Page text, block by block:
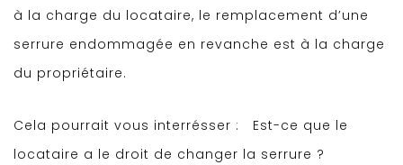
à la charge du locataire, le remplacement d’une
serrure endommagée en revanche est à la charge
du propriétaire.
Cela pourrait vous interrésser :
Est-ce que le
locataire a le droit de changer la serrure ?